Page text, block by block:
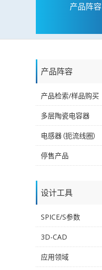
产品阵容
产品阵容
产品检索/样品购买
多层陶瓷电容器
电感器（扼流线圈）
停售产品
设计工具
SPICE/S参数
3D-CAD
应用领域